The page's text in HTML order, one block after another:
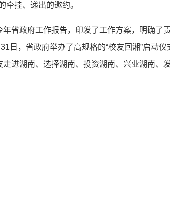
牵挂、递出的邀约。
政府工作报告，印发了工作方案，明确了
日，省政府举办了高规格的“校友回湘”启动
进湖南、选择湖南、投资湖南、兴业湖南、